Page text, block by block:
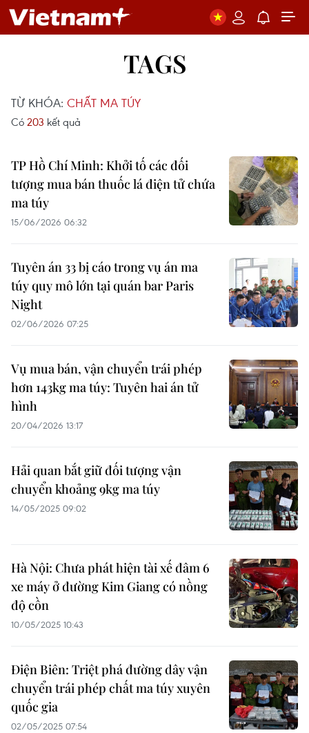
TAGS
TỪ KHÓA: CHẤT MA TÚY
Có 203 kết quả
TP Hồ Chí Minh: Khởi tố các đối
tượng mua bán thuốc lá điện tử chứa
ma túy
15/06/2026 06:32
Tuyên án 33 bị cáo trong vụ án ma
túy quy mô lớn tại quán bar Paris
Night
02/06/2026 07:25
Vụ mua bán, vận chuyển trái phép
hơn 143kg ma túy: Tuyên hai án tử
hình
20/04/2026 13:17
Hải quan bắt giữ đối tượng vận
chuyển khoảng 9kg ma túy
14/05/2025 09:02
Hà Nội: Chưa phát hiện tài xế đâm 6
xe máy ở đường Kim Giang có nồng
độ cồn
10/05/2025 10:43
Điện Biên: Triệt phá đường dây vận
chuyển trái phép chất ma túy xuyên
quốc gia
02/05/2025 07:54